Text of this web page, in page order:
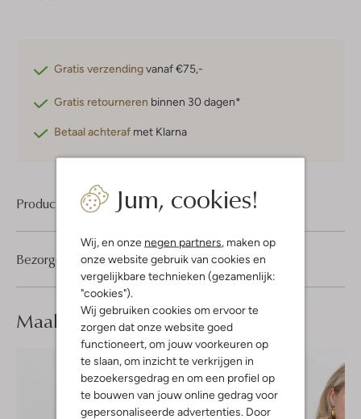
Jum, cookies!
Wij, en onze negen partners, maken op
onze website gebruik van cookies en
vergelijkbare technieken (gezamenlijk:
"cookies").
Wij gebruiken cookies om ervoor te
zorgen dat onze website goed
functioneert, om jouw voorkeuren op
te slaan, om inzicht te verkrijgen in
bezoekersgedrag en om een profiel op
te bouwen van jouw online gedrag voor
gepersonaliseerde advertenties. Door
Gratis verzendingvanaf €75,-
Gratis retourneren binnen 30 dagen*
Betaal achteraf met Klarna
Product informatie
Bezorgen & retourneren
Maak jelook compleet